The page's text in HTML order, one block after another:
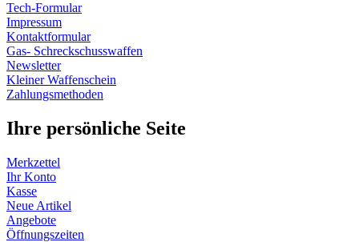
Tech-Formular
Impressum
Kontaktformular
Gas- Schreckschusswaffen
Newsletter
Kleiner Waffenschein
Zahlungsmethoden
Ihre persönliche Seite
Merkzettel
Ihr Konto
Kasse
Neue Artikel
Angebote
Öffnungszeiten